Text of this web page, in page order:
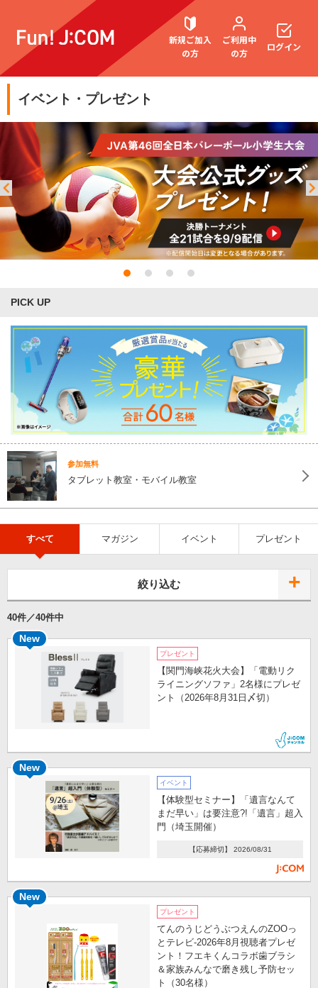
新規ご加入
の方
ご利用中
の方
契約内容確認・変更
お困りごと解決・よくあるご質問
ログイン
イベント・プレゼント
PICK UP
参加無料
タブレット教室・モバイル教室
すべて マガジン イベント プレゼント
絞り込む
40件／40件中
New
プレゼント
【関門海峡花火大会】「電動リク
ライニングソファ」2名様にプレゼ
ント（2026年8月31日〆切）
New
イベント
【体験型セミナー】「遺言なんて
まだ早い」は要注意?!「遺言」超入
門（埼玉開催）
【応募締切】 2026/08/31
New
プレゼント
てんのうじどうぶつえんのZOOっ
とテレビ-2026年8月視聴者プレゼ
ント！フエキくんコラボ歯ブラシ
＆家族みんなで磨き残し予防セッ
ト（30名様）